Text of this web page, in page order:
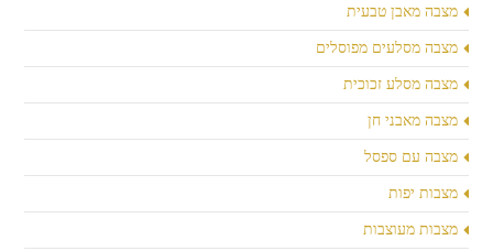
מצבה מאבן טבעית
מצבה מסלעים מפוסלים
מצבה מסלע זכוכית
מצבה מאבני חן
מצבה עם ספסל
מצבות יפות
מצבות מעוצבות